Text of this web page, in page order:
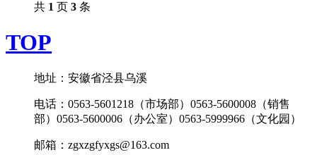
共 1 页 3 条
TOP
地址：安徽省泾县乌溪
电话：0563-5601218（市场部）0563-5600008（销售
部）0563-5600006（办公室）0563-5999966（文化园）
邮箱：zgxzgfyxgs@163.com